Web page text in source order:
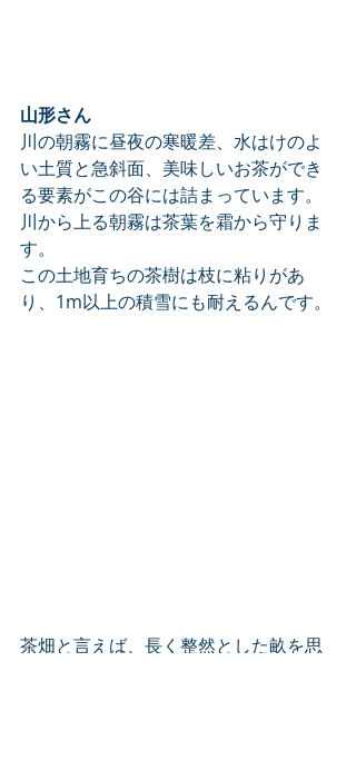
山形さん
川の朝霧に昼夜の寒暖差、水はけのよ
い土質と急斜面、美味しいお茶ができ
る要素がこの谷には詰まっています。
川から上る朝霧は茶葉を霜から守りま
す。
この土地育ちの茶樹は枝に粘りがあ
り、1m以上の積雪にも耐えるんです。
茶畑と言えば、長く整然とした畝を思